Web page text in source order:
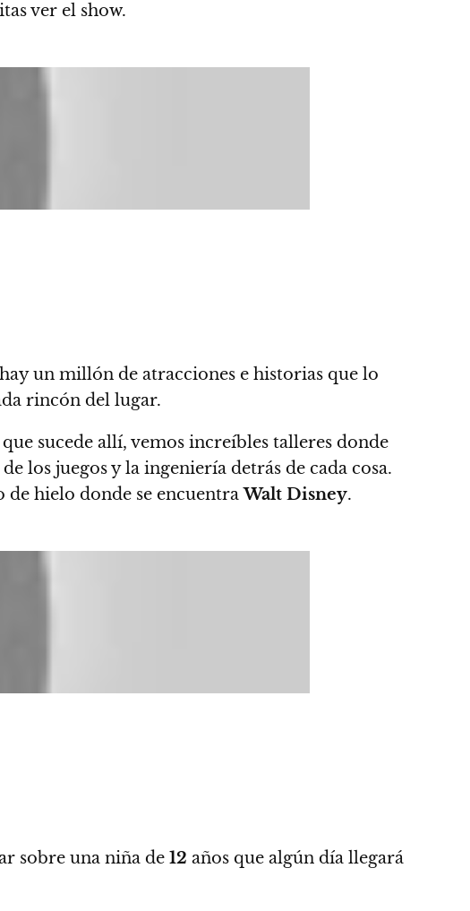
ver el show.
un millón de atracciones e historias que lo
rincón del lugar.
sucede allí, vemos increíbles talleres donde
los juegos y la ingeniería detrás de cada cosa.
de hielo donde se encuentraWalt Disney.
sobre una niña de 12 años que algún día llegará